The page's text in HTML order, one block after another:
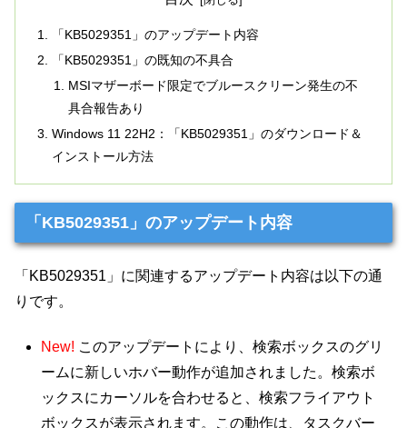
「KB5029351」のアップデート内容
「KB5029351」の既知の不具合
MSIマザーボード限定でブルースクリーン発生の不
具合報告あり
Windows 11 22H2：「KB5029351」のダウンロード＆
インストール方法
「KB5029351」のアップデート内容
「KB5029351」に関連するアップデート内容は以下の通
りです。
New! このアップデートにより、検索ボックスのグリ
ームに新しいホバー動作が追加されました。検索ボ
ックスにカーソルを合わせると、検索フライアウト
ボックスが表示されます。この動作は、タスクバー